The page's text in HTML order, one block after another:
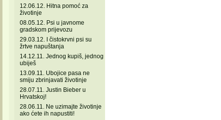
12.06.12. Hitna pomoć za
životinje
08.05.12. Psi u javnome
gradskom prijevozu
29.03.12. I čistokrvni psi su
žrtve napuštanja
14.12.11. Jednog kupiš, jednog
ubiješ
13.09.11. Ubojice pasa ne
smiju zbrinjavati životinje
28.07.11. Justin Bieber u
Hrvatskoj!
28.06.11. Ne uzimajte životinje
ako ćete ih napustiti!